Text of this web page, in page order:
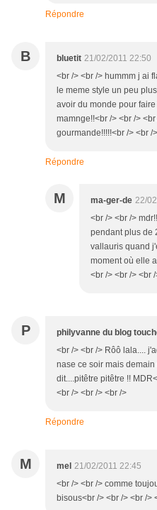
Répondre
B bluetit 21/02/2011 22:50
<br /> <br /> hummm j ai
le meme style un peu
avoir du monde pour
mamnge!!<br /> <br />
gourmande!!!!!<br /> <br /
Répondre
M ma-ger-de 22/
<br /> <br />
pendant plus de
vallauris quand
moment où elle
<br /> <br /> <br
P philyvanne du blog
<br /> <br /> Rôô lala....
nase ce soir mais
dit....pitêtre pitêtre !!
<br /> <br /> <br />
Répondre
M mel 21/02/2011 22:45
<br /> <br /> comme
bisous<br /> <br /> <br />